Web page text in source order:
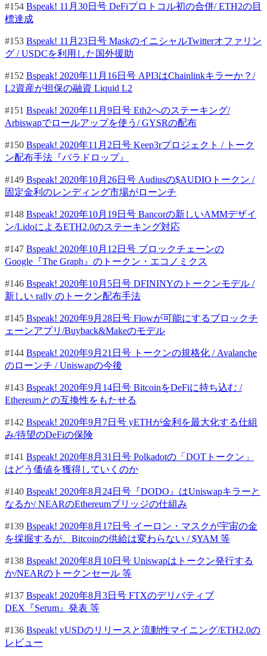
#154 Bspeak! 11月30日号 DeFiプロトコル初の合併/ ETH2の目
標達成
#153 Bspeak! 11月23日号 MaskのイニシャルTwitterオファリン
グ / USDCを利用した国外援助
#152 Bspeak! 2020年11月16日号 API3はChainlinkキラーか？/
L2資産が担保の融資 Liquid L2
#151 Bspeak! 2020年11月9日号 Eth2へのステーキング/
Arbiswapでロールアップを使う/ GYSRの配布
#150 Bspeak! 2020年11月2日号 Keep3rプロジェクト / トーク
ン配布手法『パラドロップ』
#149 Bspeak! 2020年10月26日号 Audiusの$AUDIOトークン /
固定金利のレンディング市場がローンチ
#148 Bspeak! 2020年10月19日号 Bancorの新しいAMMデザイ
ン/LidoによるETH2.0のステーキング対応
#147 Bspeak! 2020年10月12日号 ブロックチェーンの
Google『The Graph』のトークン・エコノミクス
#146 Bspeak! 2020年10月5日号 DFININYのトークンモデル /
新しい rally のトークン配布手法
#145 Bspeak! 2020年9月28日号 Flowが可能にするブロックチ
ェーンアプリ/Buyback&Makeのモデル
#144 Bspeak! 2020年9月21日号 トークンの規格化 / Avalanche
のローンチ / Uniswapの今後
#143 Bspeak! 2020年9月14日号 BitcoinをDeFiに持ち込む /
Ethereumとの互換性をもたせる
#142 Bspeak! 2020年9月7日号 yETHが金利を最大化する仕組
み/待望のDeFiの保険
#141 Bspeak! 2020年8月31日号 Polkadotの「DOTトークン」
はどう価値を獲得していくのか
#140 Bspeak! 2020年8月24日号『DODO』はUniswapキラーと
なるか/ NEARのEthereumブリッジの仕組み
#139 Bspeak! 2020年8月17日号 イーロン・マスクが宇宙の金
を採掘するが、Bitcoinの供給は変わらない / $YAM 等
#138 Bspeak! 2020年8月10日号 Uniswapはトークン発行する
か/NEARのトークンセール 等
#137 Bspeak! 2020年8月3日号 FTXのデリバティブ
DEX『Serum』発表 等
#136 Bspeak! yUSDのリリースと流動性マイニング/ETH2.0の
レビュー